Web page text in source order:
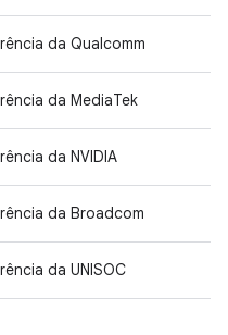
da Qualcomm
da MediaTek
da NVIDIA
da Broadcom
da UNISOC